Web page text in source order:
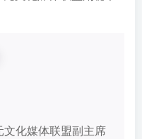
化媒体联盟副主席